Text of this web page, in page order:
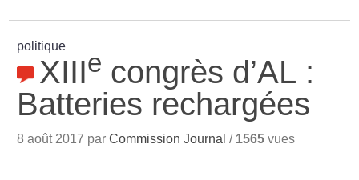
politique
XIIIe congrès d’AL :
Batteries rechargées
8 août 2017 parCommission Journal / 1565 vues